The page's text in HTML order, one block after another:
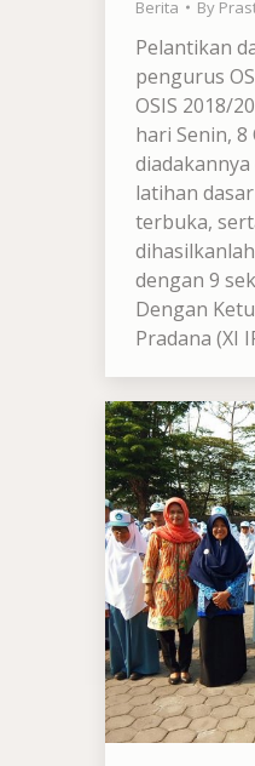
Berita By
Pelantikan
pengurus
OSIS 2018/
hari Senin, 8
latihan
terbuka,
dengan 9
Dengan
Pradana (XI